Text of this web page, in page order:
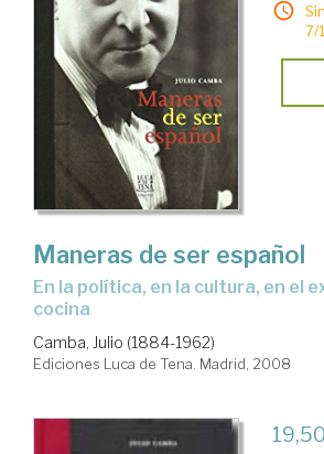
7/
Maneras de ser español
en la política, en la cultura, en el extranjero y en la
cocina
Camba, Julio (1884-1962)
Ediciones Luca de Tena. Madrid, 2008